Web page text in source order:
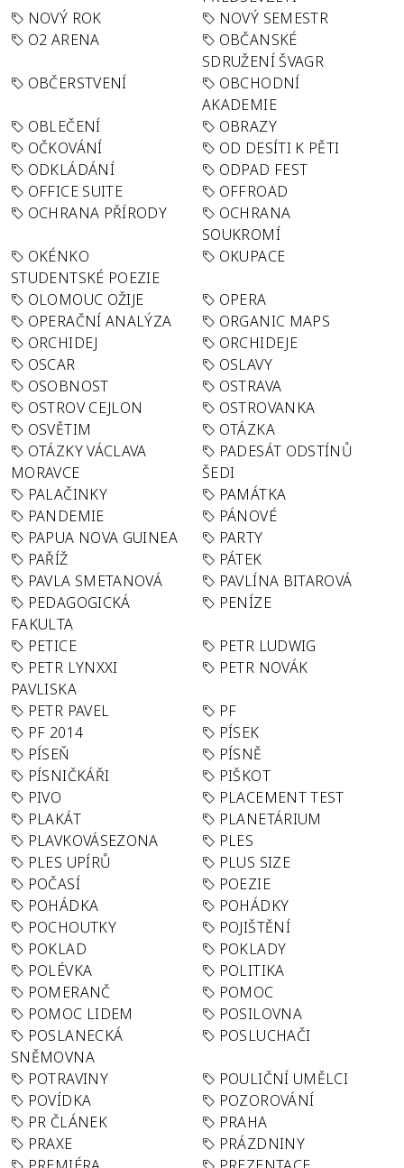
NOVÝ ROK
NOVÝ SEMESTR
O2 ARENA
OBČANSKÉ
SDRUŽENÍ ŠVAGR
OBČERSTVENÍ
OBCHODNÍ
AKADEMIE
OBLEČENÍ
OBRAZY
OČKOVÁNÍ
OD DESÍTI K PĚTI
ODKLÁDÁNÍ
ODPAD FEST
OFFICE SUITE
OFFROAD
OCHRANA PŘÍRODY
OCHRANA
SOUKROMÍ
OKÉNKO
STUDENTSKÉ POEZIE
OKUPACE
OLOMOUC OŽIJE
OPERA
OPERAČNÍ ANALÝZA
ORGANIC MAPS
ORCHIDEJ
ORCHIDEJE
OSCAR
OSLAVY
OSOBNOST
OSTRAVA
OSTROV CEJLON
OSTROVANKA
OSVĚTIM
OTÁZKA
OTÁZKY VÁCLAVA
MORAVCE
PADESÁT ODSTÍNŮ
ŠEDI
PALAČINKY
PAMÁTKA
PANDEMIE
PÁNOVÉ
PAPUA NOVA GUINEA
PARTY
PAŘÍŽ
PÁTEK
PAVLA SMETANOVÁ
PAVLÍNA BITAROVÁ
PEDAGOGICKÁ
FAKULTA
PENÍZE
PETICE
PETR LUDWIG
PETR LYNXXI
PAVLISKA
PETR NOVÁK
PETR PAVEL
PF
PF 2014
PÍSEK
PÍSEŇ
PÍSNĚ
PÍSNIČKÁŘI
PIŠKOT
PIVO
PLACEMENT TEST
PLAKÁT
PLANETÁRIUM
PLAVKOVÁSEZONA
PLES
PLES UPÍRŮ
PLUS SIZE
POČASÍ
POEZIE
POHÁDKA
POHÁDKY
POCHOUTKY
POJIŠTĚNÍ
POKLAD
POKLADY
POLÉVKA
POLITIKA
POMERANČ
POMOC
POMOC LIDEM
POSILOVNA
POSLANECKÁ
SNĚMOVNA
POSLUCHAČI
POTRAVINY
POULIČNÍ UMĚLCI
POVÍDKA
POZOROVÁNÍ
PR ČLÁNEK
PRAHA
PRAXE
PRÁZDNINY